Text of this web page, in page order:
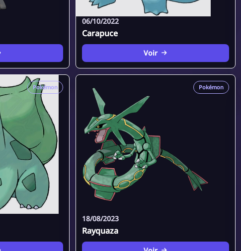
06/10/2022
Carapuce
Voir
Pokémon Pokémon
18/08/2023
Rayquaza